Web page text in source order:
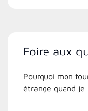
Foire aux
Pourquoi mon
étrange quand je